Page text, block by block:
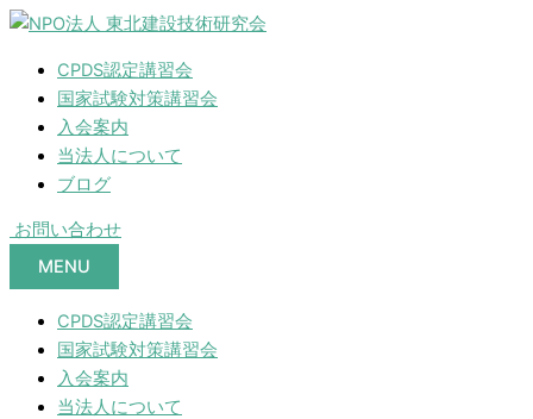
CPDS認定講習会
国家試験対策講習会
入会案内
当法人について
ブログ
お問い合わせ
MENU
CPDS認定講習会
国家試験対策講習会
入会案内
当法人について